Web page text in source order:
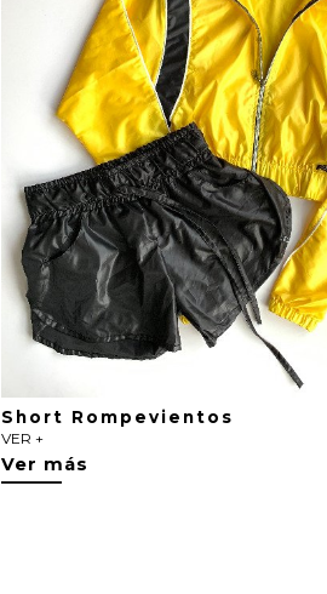
Short Rompevientos
VER +
Ver más